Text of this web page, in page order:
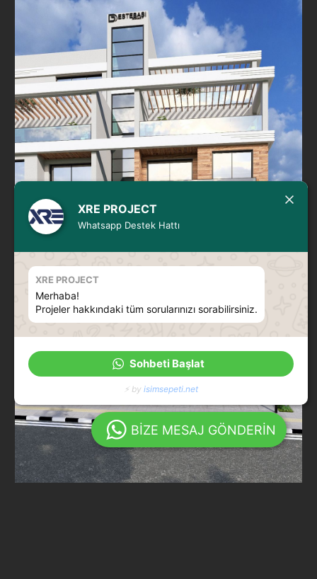
BİZE MESAJ GÖNDERİN
XRE PROJECT
Whatsapp Destek Hattı
XRE PROJECT
Merhaba!
Projeler hakkındaki tüm sorularınızı sorabilirsiniz.
Sohbeti Başlat
⚡ by isimsepeti.net